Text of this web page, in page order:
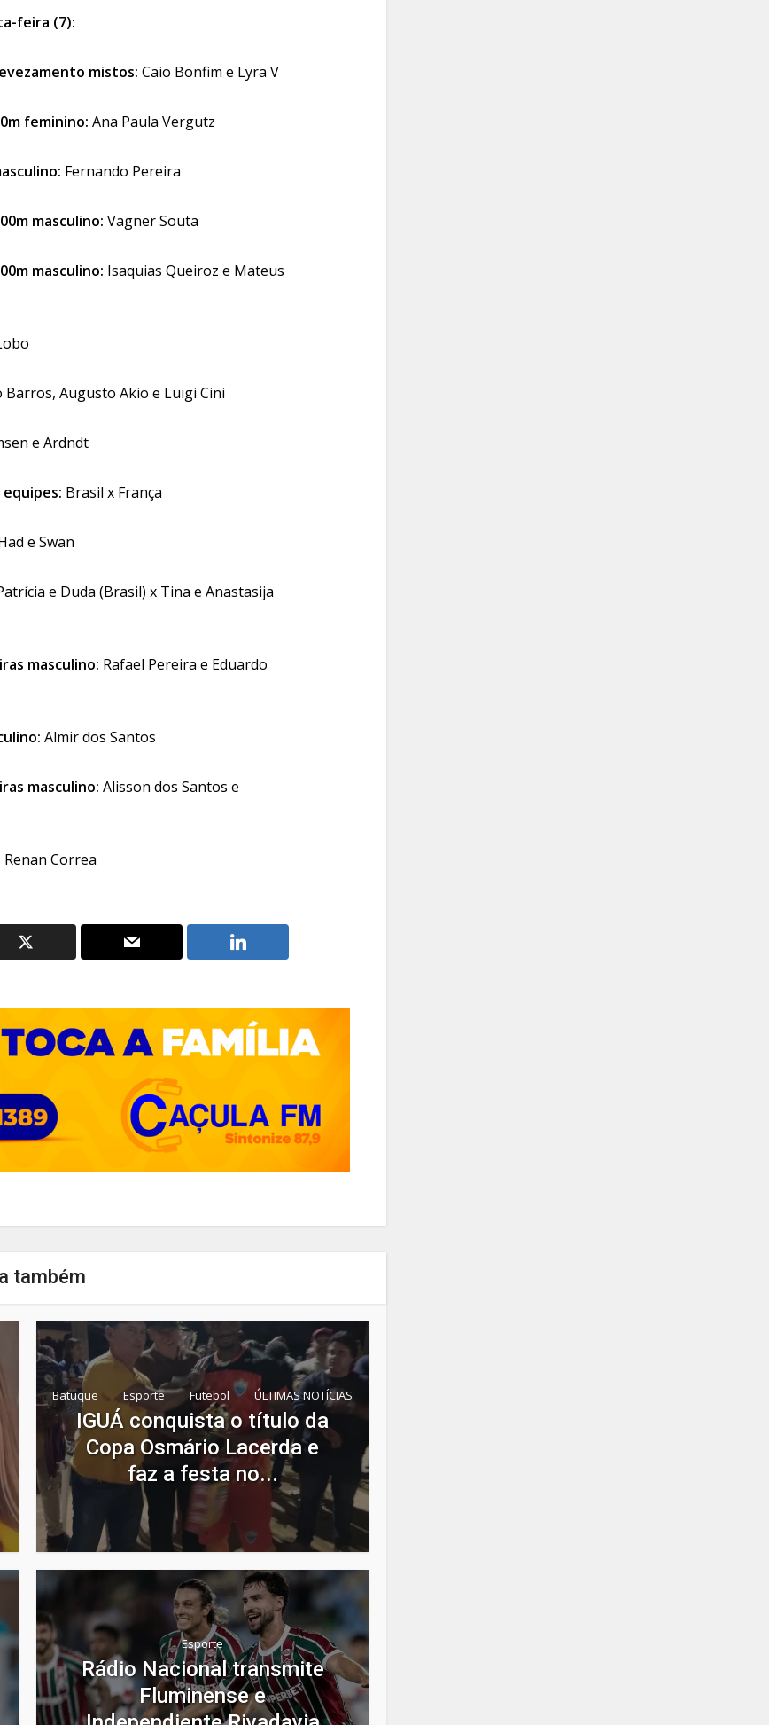
feira (7):
mistos: Caio Bonfim e Lyra V
feminino: Ana Paula Vergutz
Fernando Pereira
masculino: Vagner Souta
masculino: Isaquias Queiroz e Mateus
Barros, Augusto Akio e Luigi Cini
e Ardndt
Brasil x França
e Swan
e Duda (Brasil) x Tina e Anastasija
masculino: Rafael Pereira e Eduardo
Almir dos Santos
masculino: Alisson dos Santos e
Renan Correa
também
Batuque Esporte Futebol ÚLTIMAS NOTÍCIAS
IGUÁ conquista o título da
Copa Osmário Lacerda e
faz a festa no...
Esporte
Rádio Nacional transmite
Fluminense e